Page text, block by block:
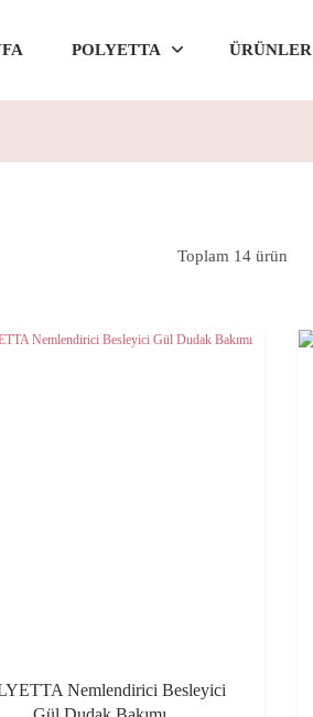
POLYETTA ÜRÜNLER
Toplam 14 ürün
Nemlendirici Besleyici